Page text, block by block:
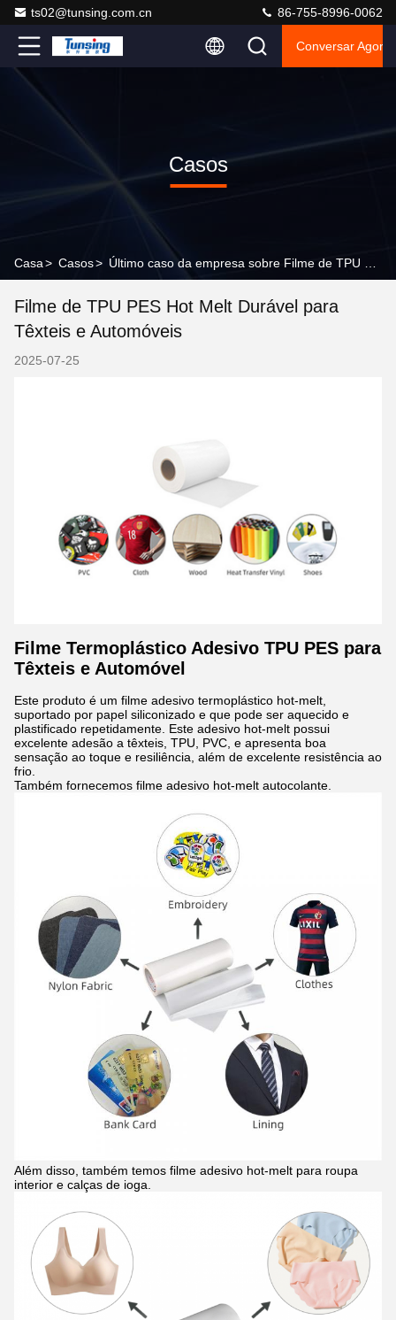
ts02@tunsing.com.cn 86-755-8996-0062
Conversar Agora
Casos
Casa> Casos>
Filme de TPU PES Hot Melt Durável para
Têxteis e Automóveis
2025-07-25
Filme Termoplástico Adesivo TPU PES para
Têxteis e Automóvel
Este produto é um filme adesivo termoplástico hot-melt,
suportado por papel siliconizado e que pode ser aquecido e
plastificado repetidamente. Este adesivo hot-melt possui
excelente adesão a têxteis, TPU, PVC, e apresenta boa
sensação ao toque e resiliência, além de excelente resistência ao
frio.
Também fornecemos filme adesivo hot-melt autocolante.
Além disso, também temos filme adesivo hot-melt para roupa
interior e calças de ioga.